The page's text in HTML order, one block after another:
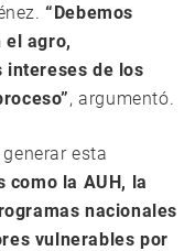
“Debemos
el agro,
intereses de los
, argumentó.
esta
como la AUH, la
nacionales
vulnerables por